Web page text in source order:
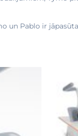
un Pablo ir